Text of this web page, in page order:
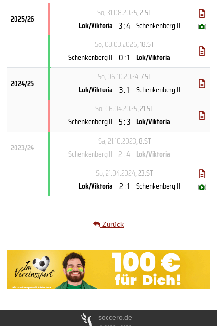
2025/26
So, 31.08.2025, 2.ST
Lok/Viktoria 3 : 4 Schenkenberg II ( )
So, 08.03.2026, 18.ST
Schenkenberg II 0 : 1 Lok/Viktoria
2024/25
So, 06.10.2024, 7.ST
Lok/Viktoria 3 : 1
Schenkenberg II
So, 06.04.2025, 21.ST
Schenkenberg II 5 : 3 Lok/Viktoria
2023/24
Sa, 21.10.2023, 8.ST
Schenkenberg II 2 : 4 Lok/Viktoria
So, 21.04.2024, 23.ST
Lok/Viktoria 2 : 1 Schenkenberg II ( )
Zurück
soccero.de